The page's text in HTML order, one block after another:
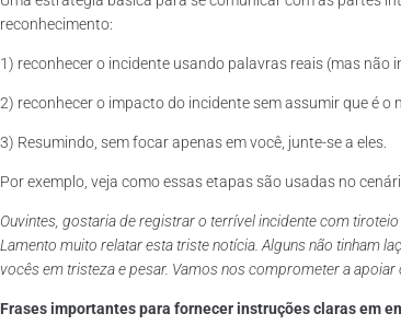
reconhecimento:
1) reconhecer o incidente usando palavras reais (mas não
2) reconhecer o impacto do incidente sem assumir que é o
3) Resumindo, sem focar apenas em você, junte-se a eles.
Por exemplo, veja como essas etapas são usadas no
Ouvintes, gostaria de registrar o terrível incidente com
Lamento muito relatar esta triste notícia. Alguns não tinham
vocês em tristeza e pesar. Vamos nos comprometer a
Frases importantes para fornecer instruções claras em